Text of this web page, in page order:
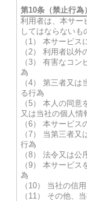
第10条（禁止行為）
利用者は、本サー
してはならないも
（1） 本サービ
（2） 利用者以
（3） 有害なコ
為
（4） 第三者又
る行為
（5） 本人の同
又は当社の個人情
（6） 本サービ
（7） 当第三者
行為
（8） 法令又は公
（9） 本サービ
為
（10） 当社の信
（11） その他、